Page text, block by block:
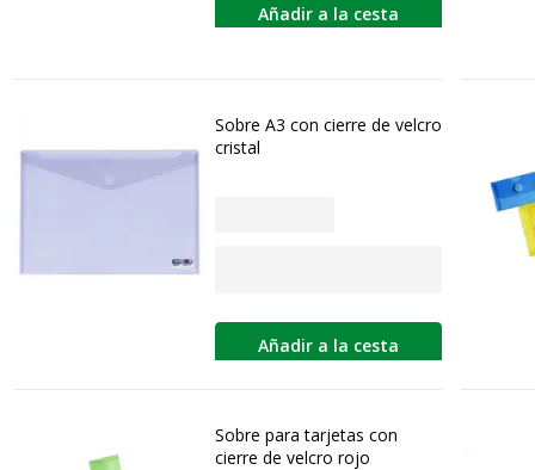
Añadir a la cesta
Sobre A3 con cierre de velcro
cristal
Añadir a la cesta
Sobre para tarjetas con
cierre de velcro rojo